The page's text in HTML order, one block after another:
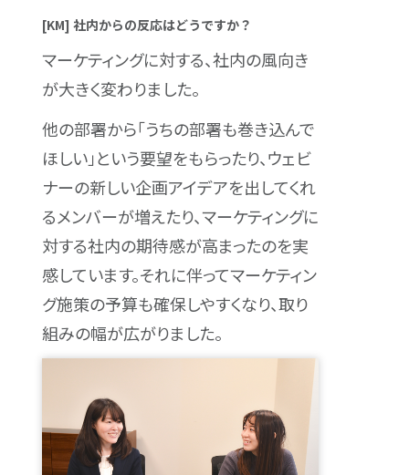
[KM] 社内からの反応はどうですか？
マーケティングに対する、社内の風向き
が大きく変わりました。
他の部署から「うちの部署も巻き込んで
ほしい」という要望をもらったり、ウェビ
ナーの新しい企画アイデアを出してくれ
るメンバーが増えたり、マーケティングに
対する社内の期待感が高まったのを実
感しています。それに伴ってマーケティン
グ施策の予算も確保しやすくなり、取り
組みの幅が広がりました。